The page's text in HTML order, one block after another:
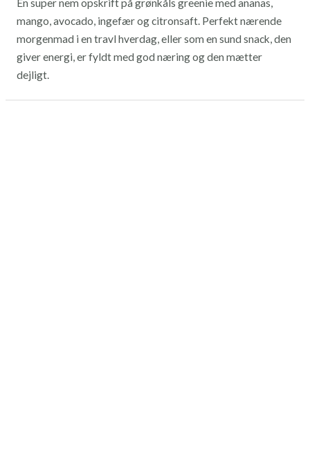
En super nem opskrift på grønkåls greenie med ananas,
mango, avocado, ingefær og citronsaft. Perfekt nærende
morgenmad i en travl hverdag, eller som en sund snack, den
giver energi, er fyldt med god næring og den mætter
dejligt.